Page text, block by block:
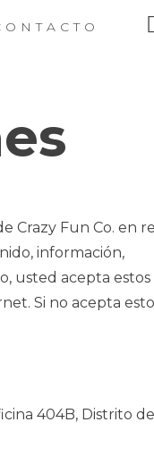
Crazy Fun Co. en
información,
usted acepta
Si no acepta
404B, Distrito